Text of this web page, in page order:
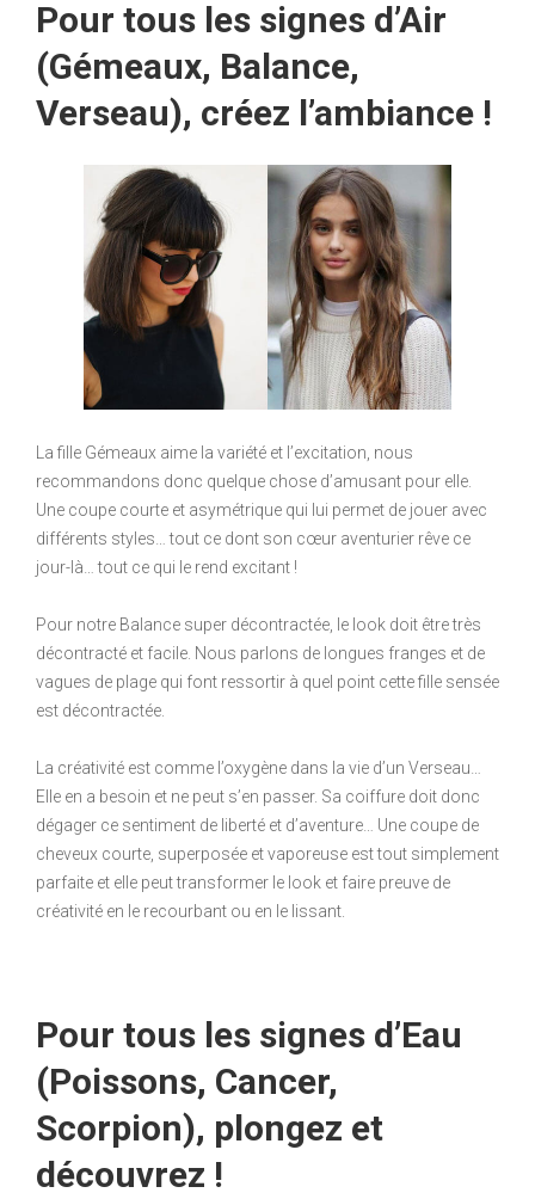
Pour tous les signes d’Air
(Gémeaux, Balance,
Verseau), créez l’ambiance !
La fille Gémeaux aime la variété et l’excitation, nous
recommandons donc quelque chose d’amusant pour elle.
Une coupe courte et asymétrique qui lui permet de jouer avec
différents styles… tout ce dont son cœur aventurier rêve ce
jour-là… tout ce qui le rend excitant !
Pour notre Balance super décontractée, le look doit être très
décontracté et facile. Nous parlons de longues franges et de
vagues de plage qui font ressortir à quel point cette fille sensée
est décontractée.
La créativité est comme l’oxygène dans la vie d’un Verseau…
Elle en a besoin et ne peut s’en passer. Sa coiffure doit donc
dégager ce sentiment de liberté et d’aventure… Une coupe de
cheveux courte, superposée et vaporeuse est tout simplement
parfaite et elle peut transformer le look et faire preuve de
créativité en le recourbant ou en le lissant.
Pour tous les signes d’Eau
(Poissons, Cancer,
Scorpion), plongez et
découvrez !